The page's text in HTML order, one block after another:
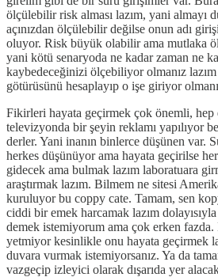
ölçülebilir risk alması lazım, yani almayı
açınızdan ölçülebilir değilse onun adı
oluyor. Risk büyük olabilir ama mutlaka
yani kötü senaryoda ne kadar zaman ne
kaybedeceğinizi ölçebiliyor olmanız
götürüsünü hesaplayıp o işe giriyor
Fikirleri hayata geçirmek çok önemli, hep
televizyonda bir şeyin reklamı yapılıyor
derler. Yani inanın binlerce düşünen var.
herkes düşünüyor ama hayata geçirilse
gidecek ama bulmak lazım laboratuara
araştırmak lazım. Bilmem ne sitesi
kuruluyor bu coppy cate. Tamam, sen
ciddi bir emek harcamak lazım
demek istemiyorum ama çok erken
yetmiyor kesinlikle onu hayata geçirmek
duvara vurmak istemiyorsanız. Ya da
vazgeçip izleyici olarak dışarıda yer